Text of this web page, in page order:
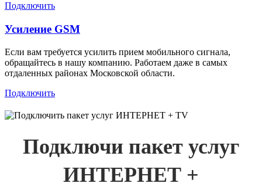
Подключить
Усиление GSM
Если вам требуется усилить прием мобильного сигнала,
обращайтесь в нашу компанию. Работаем даже в самых
отдаленных районах Московской области.
Подключить
Подключи пакет услуг
ИНТЕРНЕТ +